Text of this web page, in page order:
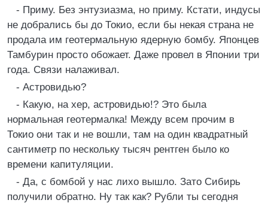
- Приму. Без энтузиазма, но приму. Кстати, индусы
не добрались бы до Токио, если бы некая страна не
продала им геотермальную ядерную бомбу. Японцев
Тамбурин просто обожает. Даже провел в Японии три
года. Связи налаживал.
- Астровидью?
- Какую, на хер, астровидью!? Это была
нормальная геотермалка! Между всем прочим в
Токио они так и не вошли, там на один квадратный
сантиметр по нескольку тысяч рентген было ко
времени капитуляции.
- Да, с бомбой у нас лихо вышло. Зато Сибирь
получили обратно. Ну так как? Рубли ты сегодня